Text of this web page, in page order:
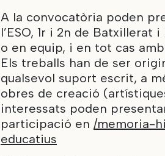
A la convocatòria poden
l’ESO, 1r i 2n de Batxillerat
o en equip, i en tot cas
Els treballs han de ser
qualsevol suport escrit, a
obres de creació
interessats poden
participació en /memoria-
educatius